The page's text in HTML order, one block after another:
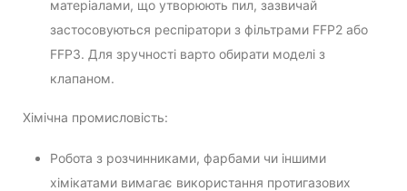
матеріалами, що утворюють пил, зазвичай
застосовуються респіратори з фільтрами FFP2 або
FFP3. Для зручності варто обирати моделі з
клапаном.
Хімічна промисловість:
Робота з розчинниками, фарбами чи іншими
хімікатами вимагає використання протигазових